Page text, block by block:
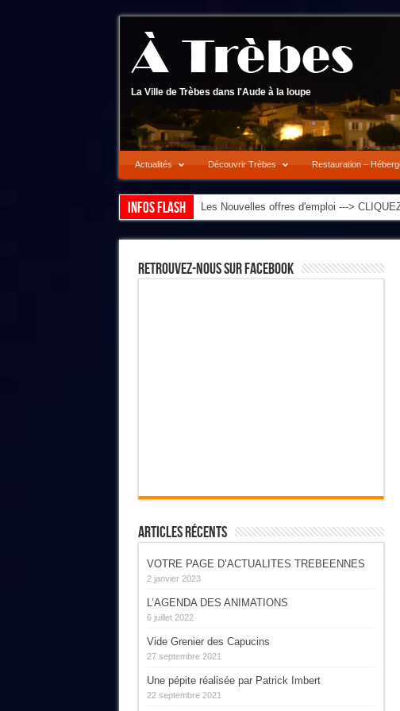
La Ville de Trèbes dans l'Aude à la loupe
Actualités Découvrir Trèbes Restauration –
Infos flash Les Nouvelles offres d'emploi --->
Retrouvez-Nous Sur Facebook
Articles Récents
VOTRE PAGE D’ACTUALITES TREBEENNES
2 janvier 2023
L’AGENDA DES ANIMATIONS
6 juillet 2022
Vide Grenier des Capucins
27 septembre 2021
Une pépite réalisée par Patrick Imbert
22 septembre 2021